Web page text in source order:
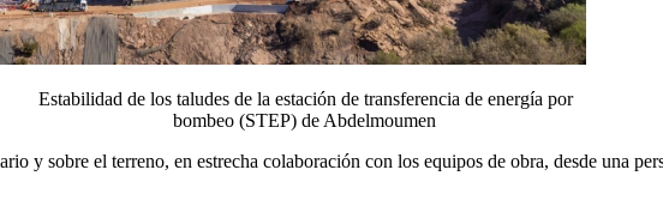
de los taludes de la estación de transferencia de energía por
y sobre el terreno, en estrecha colaboración con los equipos de obra, desde una